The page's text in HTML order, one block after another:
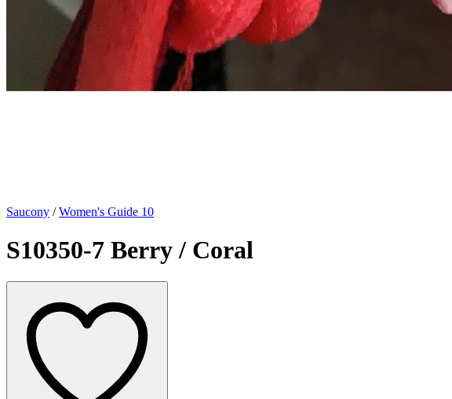
Saucony /Women's Guide 10
S10350-7 Berry / Coral